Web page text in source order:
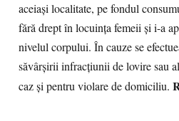
aceiaşi localitate, pe fondul
fără drept în locuinţa femeii şi i-a
nivelul corpului. În cauze se
săvârşirii infracţiunii de lovire sau
caz şi pentru violare de domiciliu.